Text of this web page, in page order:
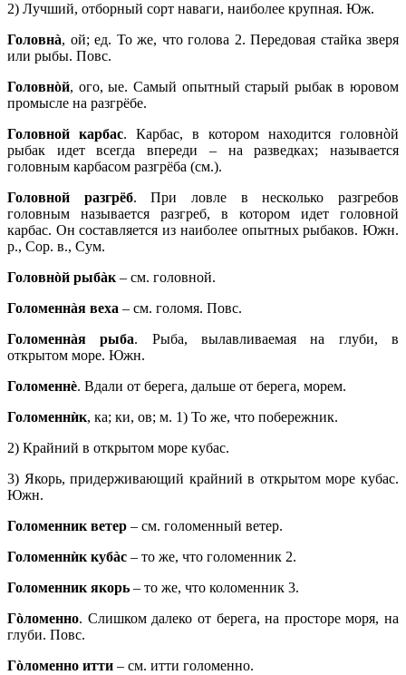
2) Лучший, отборный сорт наваги, наиболее крупная. Юж.
Головнà, ой; ед. То же, что голова 2. Передовая стайка зверя
или рыбы. Повс.
Головнòй, ого, ые. Самый опытный старый рыбак в юровом
промысле на разгрёбе.
Головной карбас. Карбас, в котором находится головнòй
рыбак идет всегда впереди – на разведках; называется
головным карбасом разгрёба (см.).
Головной разгрёб. При ловле в несколько разгребов
головным называется разгреб, в котором идет головной
карбас. Он составляется из наиболее опытных рыбаков. Южн.
р., Сор. в., Сум.
Головнòй рыбàк – см. головной.
Голоменнàя веха – см. голомя. Повс.
Голоменнàя рыба. Рыба, вылавливаемая на глуби, в
открытом море. Южн.
Голоменнè. Вдали от берега, дальше от берега, морем.
Голоменнѝк, ка; ки, ов; м. 1) То же, что побережник.
2) Крайний в открытом море кубас.
3) Якорь, придерживающий крайний в открытом море кубас.
Южн.
Голоменник ветер – см. голоменный ветер.
Голоменнѝк кубàс – то же, что голоменник 2.
Голоменник якорь – то же, что коломенник 3.
Гòломенно. Слишком далеко от берега, на просторе моря, на
глуби. Повс.
Гòломенно итти – см. итти голоменно.